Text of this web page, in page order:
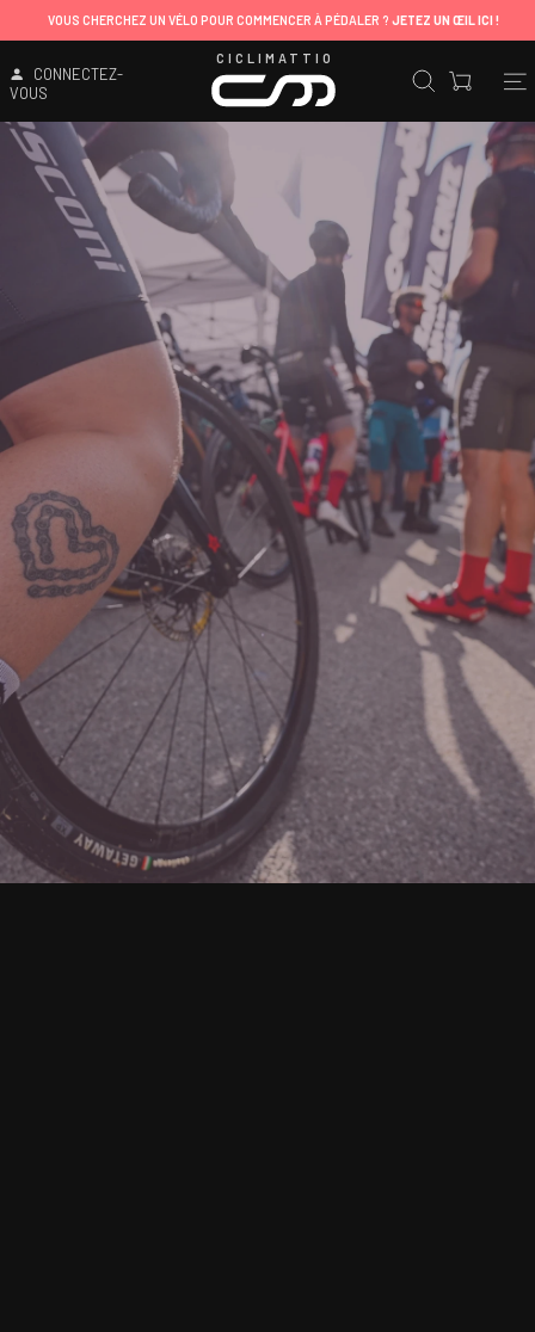
VOUS CHERCHEZ UN VÉLO POUR COMMENCER À PÉDALER ? JETEZ UN ŒIL ICI !
CONNECTEZ-
VOUS
CICLIMATTIO